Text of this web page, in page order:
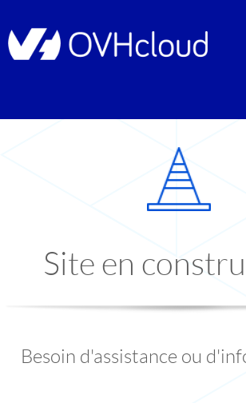
Site en
Besoin d'assistance ou